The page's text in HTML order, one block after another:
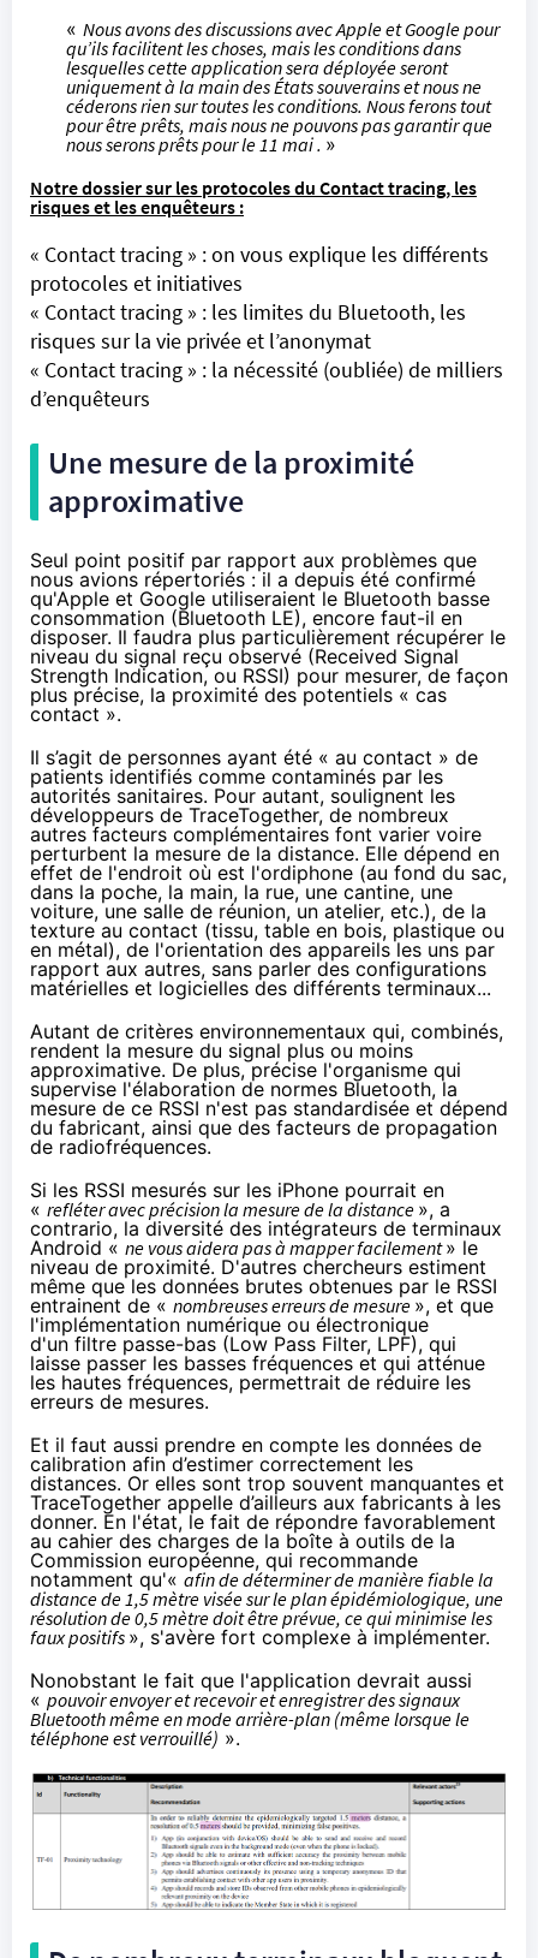
« Nous avons des discussions avec Apple et Google pour
qu’ils facilitent les choses, mais les conditions dans
lesquelles cette application sera déployée seront
uniquement à la main des États souverains et nous ne
céderons rien sur toutes les conditions. Nous ferons tout
pour être prêts, mais nous ne pouvons pas garantir que
nous serons prêts pour le 11 mai . »
Notre dossier sur les protocoles du Contact tracing, les
risques et les enquêteurs :
« Contact tracing » : on vous explique les différents
protocoles et initiatives
« Contact tracing » : les limites du Bluetooth, les
risques sur la vie privée et l’anonymat
« Contact tracing » : la nécessité (oubliée) de milliers
d’enquêteurs
Une mesure de la proximité
approximative
Seul point positif par rapport aux problèmes que
nous avions répertoriés: il a depuis été confirmé
qu'Apple et Google utiliseraient le Bluetooth basse
consommation (Bluetooth LE), encore faut-il en
disposer. Il faudra plus particulièrement récupérer le
niveau du signal reçu observé (Received Signal
Strength Indication, ou RSSI) pour mesurer, de façon
plus précise, la proximité des potentiels « cas
contact ».
Il s’agit de personnes ayant été « au contact » de
patients identifiés comme contaminés par les
autorités sanitaires. Pour autant, soulignent les
développeurs de TraceTogether, de nombreux
autres facteurs complémentaires font varier voire
perturbent la mesure de la distance. Elle dépend en
effet de l'endroit où est l'ordiphone (au fond du sac,
dans la poche, la main, la rue, une cantine, une
voiture, une salle de réunion, un atelier, etc.), de la
texture au contact (tissu, table en bois, plastique ou
en métal), de l'orientation des appareils les uns par
rapport aux autres, sans parler des configurations
matérielles et logicielles des différents terminaux...
Autant de critères environnementaux qui, combinés,
rendent la mesure du signal plus ou moins
approximative. De plus,précise l'organisme qui
supervise l'élaboration de normes Bluetooth, la
mesure de ce RSSI n'est pas standardisée et dépend
du fabricant, ainsi que des facteurs de propagation
de radiofréquences.
Si les RSSI mesurés sur les iPhone pourrait en
« refléter avec précision la mesure de la distance », a
contrario, la diversité des intégrateurs de terminaux
Android « ne vous aidera pas à mapper facilement» le
niveau de proximité. D'autres chercheurs estiment
même que les données brutes obtenues par le RSSI
entrainent de « nombreuses erreurs de mesure », et que
l'implémentation numérique ou électronique
d'un filtre passe-bas (Low Pass Filter, LPF), qui
laisse passer les basses fréquences et qui atténue
les hautes fréquences, permettrait de réduire les
erreurs de mesures.
Et il faut aussi prendre en compte les données de
calibration afin d’estimer correctement les
distances. Or elles sont trop souvent manquantes et
TraceTogether appelle d’ailleurs aux fabricants à les
donner. En l'état, le fait de répondre favorablement
au cahier des charges de la boîte à outils de la
Commission européenne, qui recommande
notamment qu'« afin de déterminer de manière fiable la
distance de 1,5 mètre visée sur le plan épidémiologique, une
résolution de 0,5 mètre doit être prévue, ce qui minimise les
faux positifs », s'avère fort complexe à implémenter.
Nonobstant le fait que l'application devrait aussi
« pouvoir envoyer et recevoir et enregistrer des signaux
Bluetooth même en mode arrière-plan (même lorsque le
téléphone est verrouillé) ».